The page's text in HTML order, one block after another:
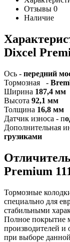
Отзывы 0
Наличие
Dixcel
Ось - передний
Тормозная -
Ширина 187,4 мм
Высота 92,1 мм
Толщина 16,8 мм
Датчик износа - п
Дополнительная
грузиками
Premium
Тормозные
специально для
стабильными
Полное покрытие
производителей
при выборе